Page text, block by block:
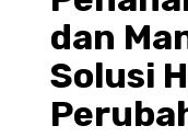
dan
Solusi